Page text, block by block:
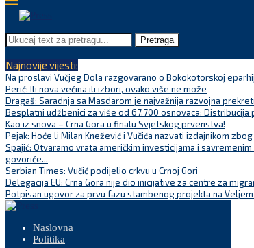
Pretraga
Najnovije vijesti:
Na proslavi Vučjeg Dola razgovarano o Bokokotorskoj
Perić: Ili nova većina ili izbori, ovako više ne može
Dragaš: Saradnja sa Masdarom je najvažnija razvojna
Besplatni udžbenici za više od 67.700 osnovaca: Distribucija
Kao iz snova – Crna Gora u finalu Svjetskog prvenstva!
Pejak: Hoće li Milan Knežević i Vučića nazvati izdajnikom
Spajić: Otvaramo vrata američkim investicijama i
govoriće...
Serbian Times: Vučić podijelio crkvu u Crnoj Gori
Delegacija EU: Crna Gora nije dio inicijative za centre za
Potpisan ugovor za prvu fazu stambenog projekta na
Naslovna
Politika